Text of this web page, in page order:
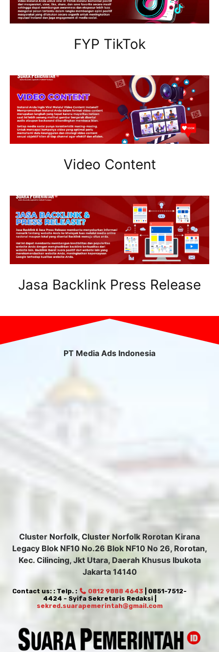
FYP TikTok
Video Content
Jasa Backlink Press Release
PT Media Ads Indonesia
Cluster Norfolk, Cluster Norfolk Rorotan Kirana
Legacy Blok NF10 No.26 Blok NF10 No 26, Rorotan,
Kec. Cilincing, Jkt Utara, Daerah Khusus Ibukota
Jakarta 14140
Contact us: : Telp. : 0812 9888 4643 | 0851-7512-
4424 - Syifa Sekretaris Redaksi |
sekred.suarapemerintah@gmail.com